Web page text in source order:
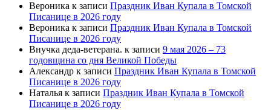
Вероника к записи Праздник Иван Купала в Томской
Писанице в 2026 году
Вероника к записи Праздник Иван Купала в Томской
Писанице в 2026 году
Внучка деда-ветерана. к записи 9 мая 2026 – 73
годовщина со дня Великой Победы
Александр к записи Праздник Иван Купала в Томской
Писанице в 2026 году
Наталья к записи Праздник Иван Купала в Томской
Писанице в 2026 году